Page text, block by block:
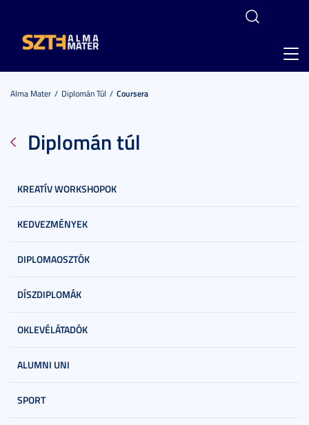
Alma Mater Diplomán Túl Coursera
Diplomán túl
KREATÍV WORKSHOPOK
KEDVEZMÉNYEK
DIPLOMAOSZTÓK
DÍSZDIPLOMÁK
OKLEVÉLÁTADÓK
ALUMNI UNI
SPORT